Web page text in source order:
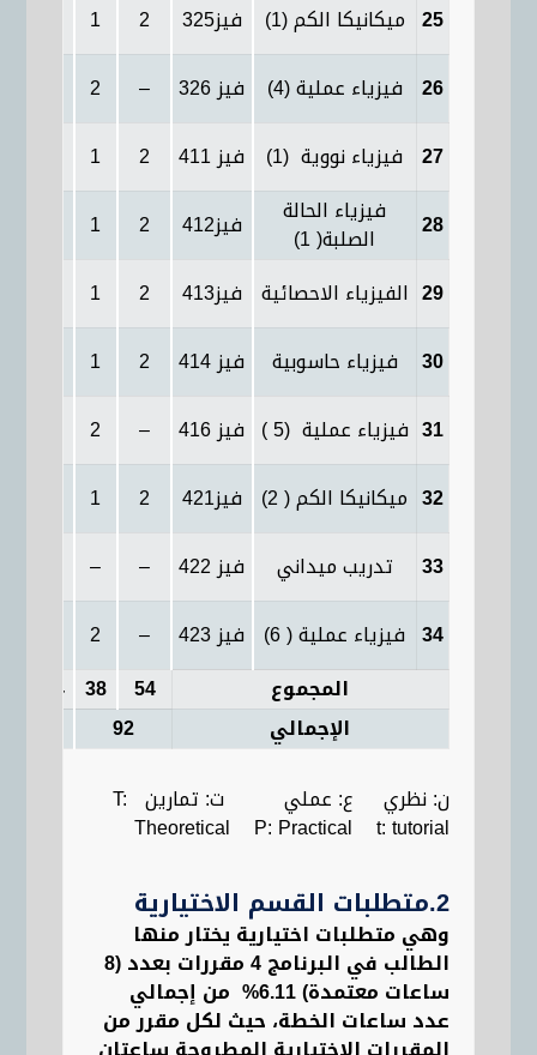
1 2 فيز325 ميكانيكا الكم (1) 25
2 – فيز 326 فيزياء عملية (4) 26
1 2 فيز 411 فيزياء نووية (1) 27
1 2 فيز412 فيزياء الحالة
الصلبة( 1)
28
1 2 فيز413 الفيزياء الاحصائية 29
1 2 فيز 414 فيزياء حاسوبية
30
2 – فيز 416 فيزياء عملية (5 ) 31
1 2 فيز421 ميكانيكا الكم ( 2) 32
– – فيز 422 تدريب ميداني
33
2 – فيز 423 فيزياء عملية ( 6) 34
54 38 54
المجموع
92
الإجمالي
ن: نظري ع: عملي ت: تمارين T:
Theoretical P: Practical t: tutorial
2.متطلبات القسم الاختيارية
وهي متطلبات اختيارية يختار منها
الطالب في البرنامج 4 مقررات بعدد (8
ساعات معتمدة)
6.11% من إجمالي
عدد ساعات الخطة، حيث لكل مقرر من